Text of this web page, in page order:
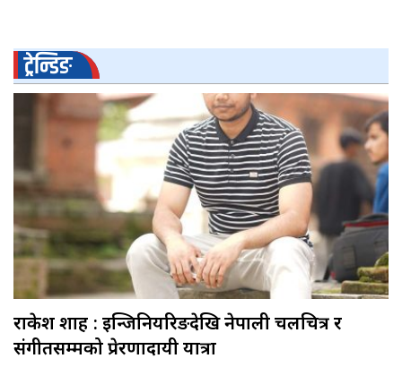
ट्रेन्डिङ
राकेश शाह : इन्जिनियरिङदेखि नेपाली चलचित्र र
संगीतसम्मको प्रेरणादायी यात्रा